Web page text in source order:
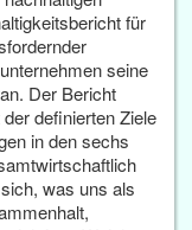
für
seine
Der Bericht
definierten Ziele
in den sechs
was uns als